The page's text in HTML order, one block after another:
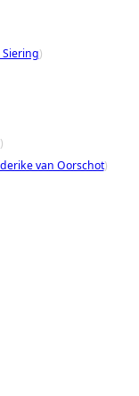
Siering)
)
van Oorschot)